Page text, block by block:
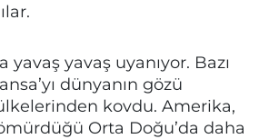
yavaş uyanıyor. Bazı
dünyanın gözü
kovdu. Amerika,
Orta Doğu’da daha